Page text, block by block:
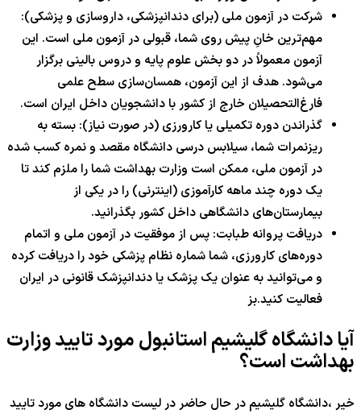
شرکت در آزمون ملی (برای دندانپزشکی، داروسازی و پزشکی):
مهم‌ترین خانِ پیش روی شما، قبولی در آزمون ملی است. این
آزمون معمولاً در دو بخش علوم پایه و دروس بالینی برگزار
می‌شود. هدف از این آزمون، همسان‌سازی سطح علمی
فارغ‌التحصیلان خارج از کشور با دانشجویان داخل ایران است.
گذراندن دوره تکمیلی یا کارورزی (در صورت نیاز): بسته به
ریزنمرات شما، سیلابس درسی دانشگاه مقصد و نمره کسب شده
در آزمون ملی، ممکن است وزارت بهداشت شما را ملزم کند تا
یک دوره چند ماهه کارآموزی (اینترنی) را در یکی از
بیمارستان‌های دانشگاهی داخل کشور بگذرانید.
دریافت پروانه طبابت: پس از موفقیت در آزمون ملی و اتمام
دوره‌های کارورزی، شما شماره نظام پزشکی خود را دریافت کرده
و می‌توانید به عنوان یک پزشک یا دندانپزشک قانونی در ایران
فعالیت کنید.بز
آیا دانشگاه گلیشیم استانبول مورد تایید وزارت
بهداشت است؟
خیر ،دانشگاه گلیشیم در حال حاضر در لیست دانشگاه های مورد تایید